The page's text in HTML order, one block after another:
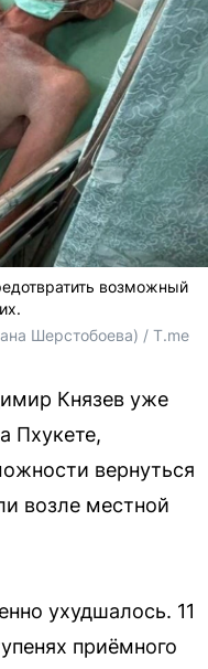
возможный
Шерстобоева) / T.me
Князев уже
Пхукете,
вернуться
возле местной
ухудшалось. 11
приёмного